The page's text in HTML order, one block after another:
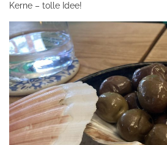
Kerne – tolle Idee!